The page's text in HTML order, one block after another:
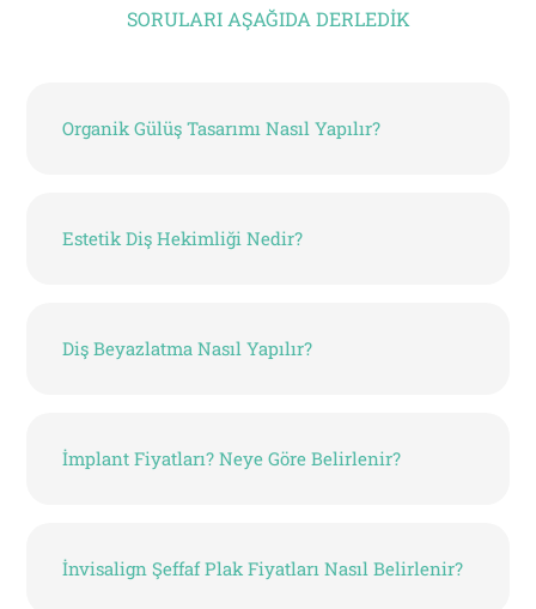
SORULARI AŞAĞIDA DERLEDIK
Organik Gülüş Tasarımı Nasıl Yapılır?
Estetik Diş Hekimliği Nedir?
Diş Beyazlatma Nasıl Yapılır?
İmplant Fiyatları? Neye Göre Belirlenir?
İnvisalign Şeffaf Plak Fiyatları Nasıl Belirlenir?